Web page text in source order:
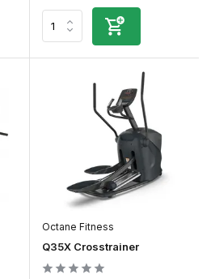
Octane Fitness
Q35X Crosstrainer